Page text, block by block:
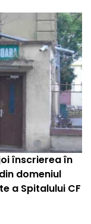
înscrierea în
din domeniul
a Spitalului CF